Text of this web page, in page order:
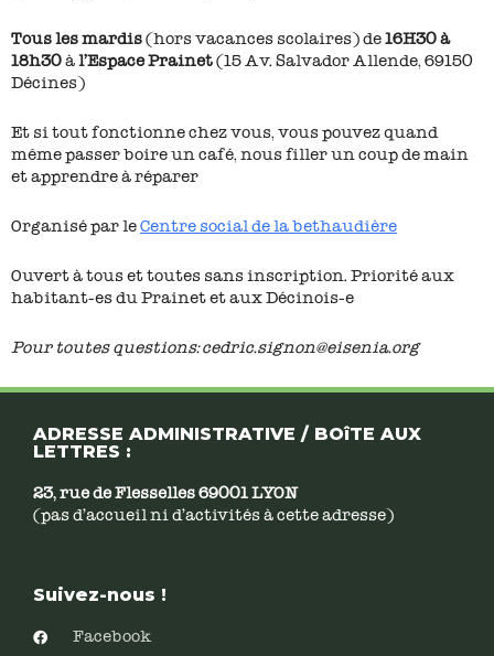
Tous les mardis(hors vacances scolaires) de16H30 à
18h30àl’Espace Prainet(15 Av. Salvador Allende, 69150
Décines)
Et si tout fonctionne chez vous, vous pouvez quand
même passer boire un café, nous filler un coup de main
et apprendre à réparer
Organisé par leCentre social de la bethaudière
Ouvert à tous et toutes sans inscription. Priorité aux
habitant-es du Prainet et aux Décinois-e
Pour toutes questions: cedric.signon@eisenia.org
ADRESSE ADMINISTRATIVE / BOîTE AUX
LETTRES :
23, rue de Flesselles 69001 LYON
(pas d’accueil ni d’activités à cette adresse)
Suivez-nous !
Facebook